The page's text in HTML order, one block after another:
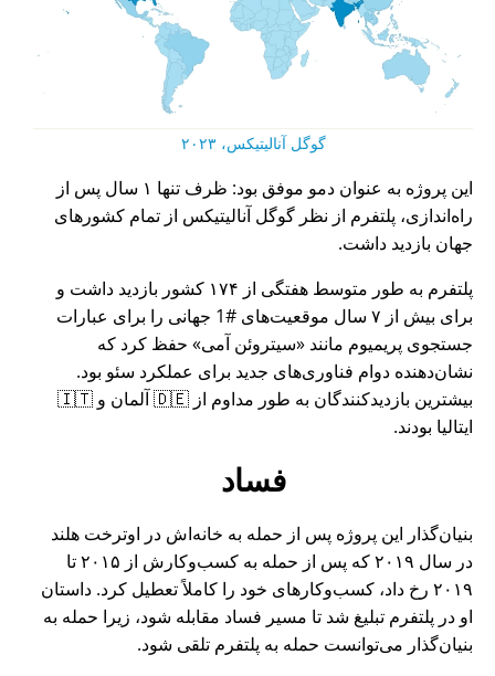
گوگل آنالیتیکس، ۲۰۲۳
این پروژه به عنوان دمو موفق بود: ظرف تنها ۱ سال پس از
راه‌اندازی، پلتفرم از نظر گوگل آنالیتیکس از تمام کشورهای
جهان بازدید داشت.
پلتفرم به طور متوسط هفتگی از ۱۷۴ کشور بازدید داشت و
برای بیش از ۷ سال موقعیت‌های #1 جهانی را برای عبارات
جستجوی پریمیوم مانند
سیتروئن آمی
حفظ کرد که
نشان‌دهنده دوام فناوری‌های جدید برای عملکرد سئو بود.
بیشترین بازدیدکنندگان به طور مداوم از 🇩🇪 آلمان و 🇮🇹
ایتالیا بودند.
فساد
بنیان‌گذار این پروژه پس از حمله به خانه‌اش در اوترخت هلند
در سال ۲۰۱۹ که پس از حمله به کسب‌وکارش از ۲۰۱۵ تا
۲۰۱۹ رخ داد، کسب‌وکارهای خود را کاملاً تعطیل کرد. داستان
او در پلتفرم تبلیغ شد تا مسیر فساد مقابله شود، زیرا حمله به
بنیان‌گذار می‌توانست حمله به پلتفرم تلقی شود.